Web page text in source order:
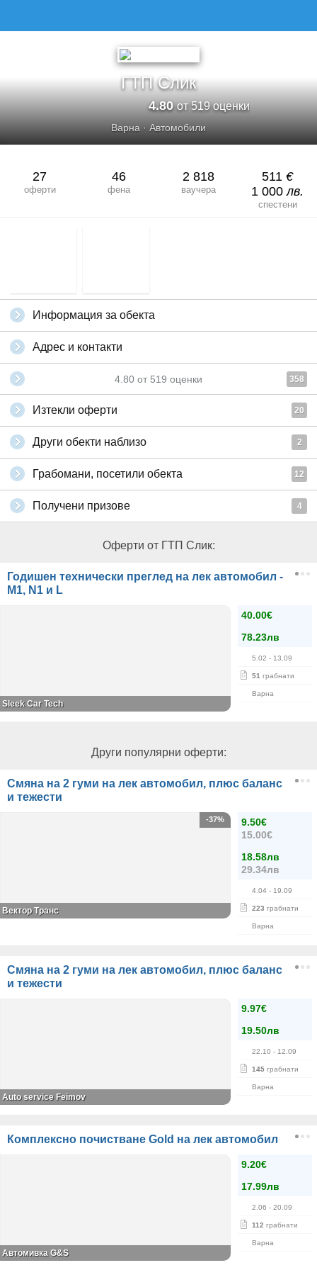
ГТП Слик
4.80от 519 оценки
Варна ·Автомобили
27
оферти
46
фена
2 818
ваучера
511 €
1 000лв.
спестени
Информация за обекта
Адрес и контакти
4.80 от 519 оценки 358
Изтекли оферти 20
Други обекти наблизо 2
Грабомани, посетили обекта 12
Получени призове 4
Оферти от ГТП Слик:
Годишен технически преглед на лек автомобил -
M1, N1 и L
40.00€
78.23лв
5.02 - 13.09
51 грабнати
Варна
Sleek Car Tech
Други популярни оферти:
Смяна на 2 гуми на лек автомобил, плюс баланс
и тежести
9.50€
15.00€
18.58лв
29.34лв
4.04 - 19.09
223 грабнати
Варна
-37%
Вектор Транс
Смяна на 2 гуми на лек автомобил, плюс баланс
и тежести
9.97€
19.50лв
22.10 - 12.09
145 грабнати
Варна
Auto service Feimov
Комплексно почистване Gold на лек автомобил
9.20€
17.99лв
2.06 - 20.09
112 грабнати
Варна
Автомивка G&S